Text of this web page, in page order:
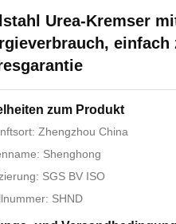
Urea-Kremser
einfach
zum Produkt
Zhengzhou China
Shenghong
SGS BV ISO
SHND